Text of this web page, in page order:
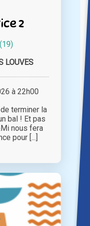
2
LOUVES
à 22h00
terminer la
bal ! Et pas
nous fera
pour [...]